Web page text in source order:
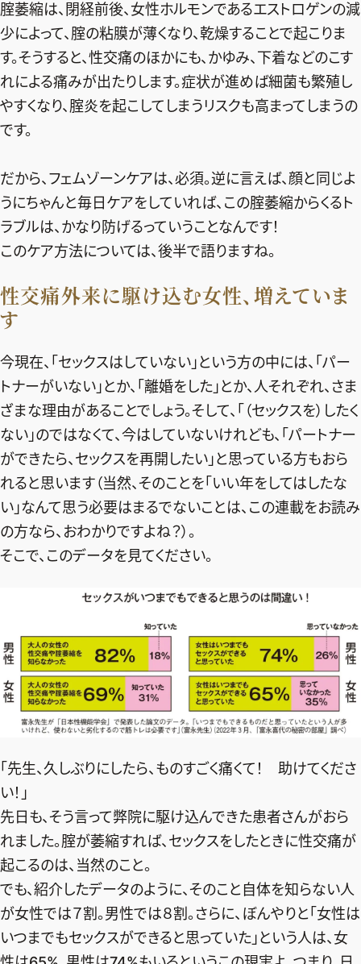
腟萎縮は、閉経前後、女性ホルモンであるエストロゲンの減
少によって、腟の粘膜が薄くなり、乾燥することで起こりま
す。そうすると、性交痛のほかにも、かゆみ、下着などのこす
れによる痛みが出たりします。症状が進めば細菌も繁殖し
やすくなり、腟炎を起こしてしまうリスクも高まってしまうの
です。
だから、フェムゾーンケアは、必須。逆に言えば、顔と同じよ
うにちゃんと毎日ケアをしていれば、この腟萎縮からくるト
ラブルは、かなり防げるっていうことなんです！
このケア方法については、後半で語りますね。
性交痛外来に駆け込む女性、増えていま
す
今現在、「セックスはしていない」という方の中には、「パー
トナーがいない」とか、「離婚をした」とか、人それぞれ、さま
ざまな理由があることでしょう。そして、「（セックスを）したく
ない」のではなくて、今はしていないけれども、「パートナー
ができたら、セックスを再開したい」と思っている方もおら
れると思います（当然、そのことを「いい年をしてはしたな
い」なんて思う必要はまるでないことは、この連載をお読み
の方なら、おわかりですよね？）。
そこで、このデータを見てください。
「先生、久しぶりにしたら、ものすごく痛くて！ 助けてくださ
い！」
先日も、そう言って弊院に駆け込んできた患者さんがおら
れました。腟が萎縮すれば、セックスをしたときに性交痛が
起こるのは、当然のこと。
でも、紹介したデータのように、そのこと自体を知らない人
が女性では７割。男性では８割。さらに、ぼんやりと「女性は
いつまでもセックスができると思っていた」という人は、女